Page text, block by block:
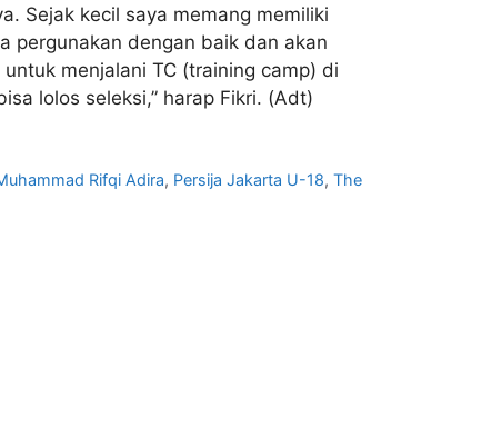
Sejak kecil saya memang memiliki
pergunakan dengan baik dan akan
menjalani TC (training camp) di
lolos seleksi,” harap Fikri. (Adt)
Rifqi Adira, Persija Jakarta U-18,The